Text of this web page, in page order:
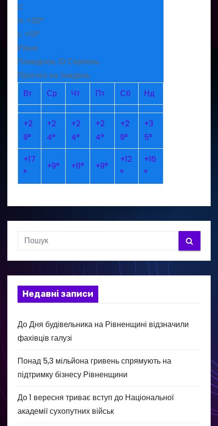
C
H: +30°
L: +13°
Рівне
Понеділок, 10 Серпень
Прогноз на тиждень
Вт
Ср Чт Пт Сб Нд
+2
9°
+2
4°
+2
4°
+2
4°
+2
9°
+3
5°
+17
°
+9° +11° +9°
+12
°
+16
°
Недавні записи
До Дня будівельника на Рівненщині відзначили
фахівців галузі
Понад 5,3 мільйона гривень спрямують на
підтримку бізнесу Рівненщини
До 1 вересня триває вступ до Національної
академії сухопутних військ